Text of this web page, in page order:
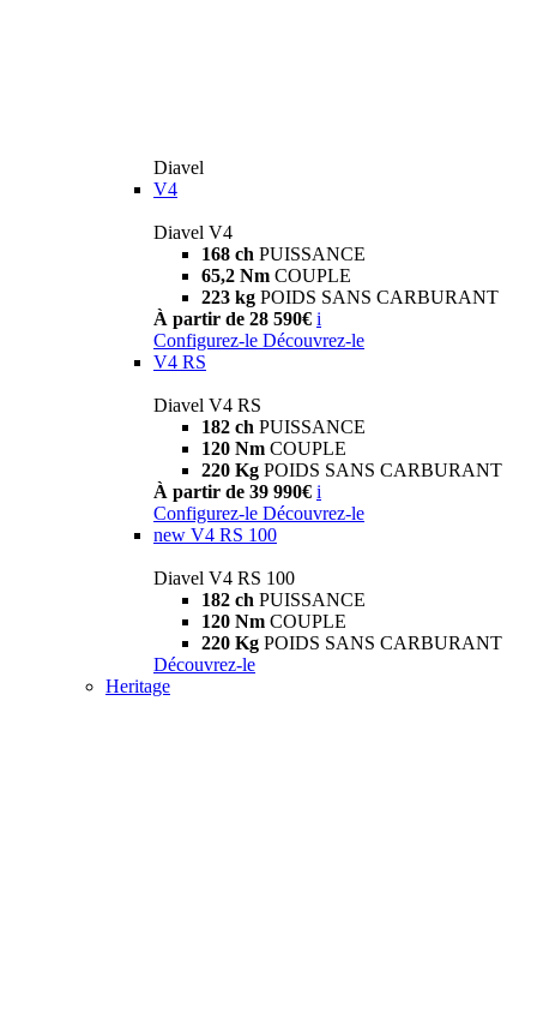
Diavel
V4
Diavel V4
168 ch PUISSANCE
65,2 Nm COUPLE
223 kg POIDS SANS CARBURANT
À partir de 28 590€ i
Configurez-le Découvrez-le
V4 RS
Diavel V4 RS
182 ch PUISSANCE
120 Nm COUPLE
220 Kg POIDS SANS CARBURANT
À partir de 39 990€ i
Configurez-le Découvrez-le
new V4 RS 100
Diavel V4 RS 100
182 ch PUISSANCE
120 Nm COUPLE
220 Kg POIDS SANS CARBURANT
Découvrez-le
Heritage